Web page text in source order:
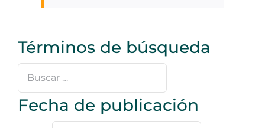
Términos de búsqueda
Buscar
Fecha de publicación